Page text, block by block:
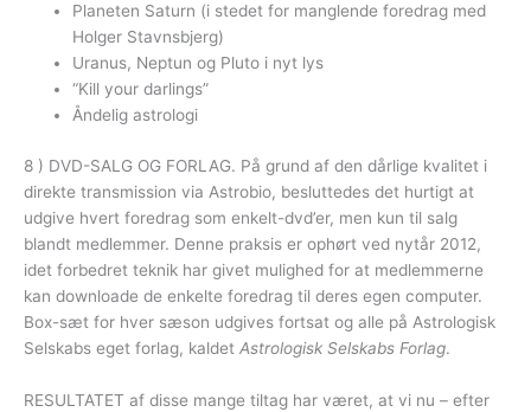
Planeten Saturn (i stedet for manglende foredrag med
Holger Stavnsbjerg)
Uranus, Neptun og Pluto i nyt lys
“Kill your darlings”
Åndelig astrologi
8 ) DVD-SALG OG FORLAG. På grund af den dårlige kvalitet i
direkte transmission via Astrobio, besluttedes det hurtigt at
udgive hvert foredrag som enkelt-dvd’er, men kun til salg
blandt medlemmer. Denne praksis er ophørt ved nytår 2012,
idet forbedret teknik har givet mulighed for at medlemmerne
kan downloade de enkelte foredrag til deres egen computer.
Box-sæt for hver sæson udgives fortsat og alle på Astrologisk
Selskabs eget forlag, kaldet Astrologisk Selskabs Forlag.
RESULTATET af disse mange tiltag har været, at vi nu – efter